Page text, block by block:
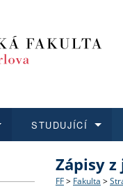
Struktura
Co
STUDUJÍCÍ
O vědě a
Aktuální
Zápisy
FF > Fakulta >